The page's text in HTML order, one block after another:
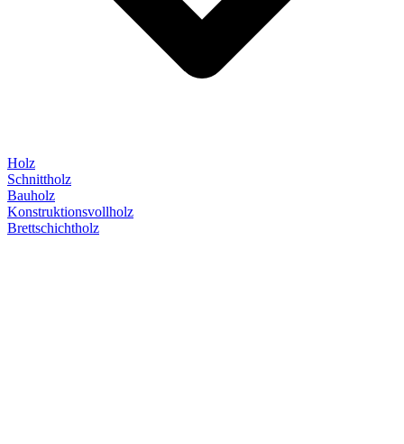
Holz
Schnittholz
Bauholz
Konstruktionsvollholz
Brettschichtholz